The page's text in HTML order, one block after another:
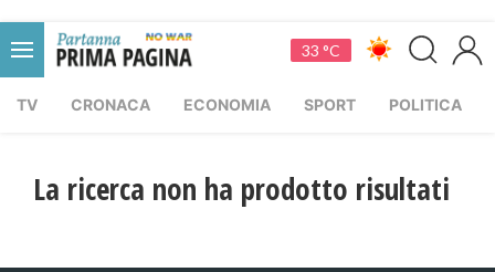
33 °C
TV CRONACA ECONOMIA SPORT POLITICA
La ricerca non ha prodotto risultati